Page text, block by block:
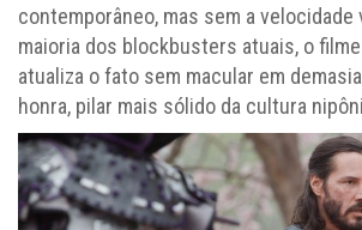
contemporâneo, mas sem a velocidade
maioria dos blockbusters atuais, o
atualiza o fato sem macular em
honra, pilar mais sólido da cultura